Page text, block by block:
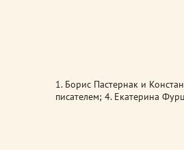
1. Борис Пастернак и
писателем; 4. Екатерина